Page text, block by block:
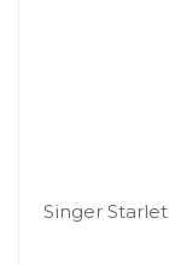
Singer